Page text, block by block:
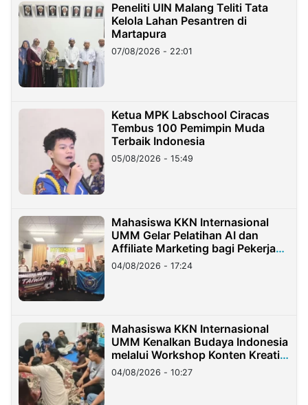
Peneliti UIN Malang Teliti Tata
Kelola Lahan Pesantren di
Martapura
07/08/2026 - 22:01
Ketua MPK Labschool Ciracas
Tembus 100 Pemimpin Muda
Terbaik Indonesia
05/08/2026 - 15:49
Mahasiswa KKN Internasional
UMM Gelar Pelatihan AI dan
Affiliate Marketing bagi Pekerja
Migran Indonesia di Taiwan
04/08/2026 - 17:24
Mahasiswa KKN Internasional
UMM Kenalkan Budaya Indonesia
melalui Workshop Konten Kreatif
di Taiwan
04/08/2026 - 10:27